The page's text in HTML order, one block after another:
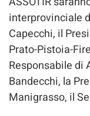
interprovinciale
Capecchi, il
Prato-Pistoia-
Responsabile di
Bandecchi, la
Manigrasso, il